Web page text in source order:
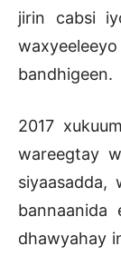
jirin cabsi
bandhigeen.
2017
wareegtay
siyaasadda,
dhawyahay